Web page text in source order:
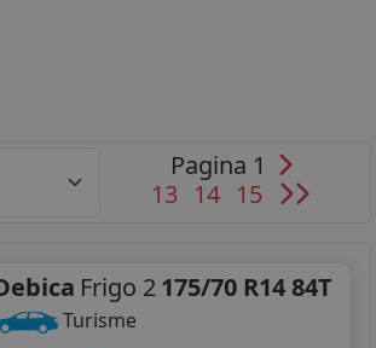
Pagina 1
13 14 15
Frigo 2175/70 R14 84T
Turisme